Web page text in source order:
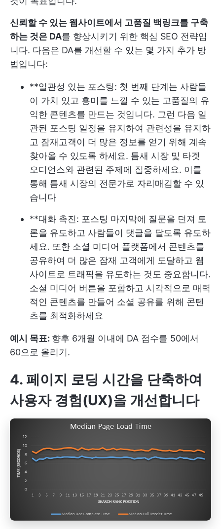
신뢰할 수 있는 웹사이트에서 고품질 백링크를 구축
하는 것은 DA를 향상시키기 위한 핵심 SEO 전략입
니다. 다음은 DA를 개선할 수 있는 몇 가지 추가 방
법입니다:
**일관성 있는 포스팅: 첫 번째 단계는 사람들
이 가치 있고 흥미를 느낄 수 있는 고품질의 유
익한 콘텐츠를 만드는 것입니다. 그런 다음 일
관된 포스팅 일정을 유지하여 관련성을 유지하
고 잠재고객이 더 많은 정보를 얻기 위해 계속
찾아올 수 있도록 하세요. 틈새 시장 및 타겟
오디언스와 관련된 주제에 집중하세요. 이를
통해 틈새 시장의 전문가로 자리매김할 수 있
습니다
**대화 촉진: 포스팅 마지막에 질문을 던져 토
론을 유도하고 사람들이 댓글을 달도록 유도하
세요. 또한 소셜 미디어 플랫폼에서 콘텐츠를
공유하여 더 많은 잠재 고객에게 도달하고 웹
사이트로 트래픽을 유도하는 것도 중요합니다.
소셜 미디어 버튼을 포함하고 시각적으로 매력
적인 콘텐츠를 만들어 소셜 공유를 위해 콘텐
츠를 최적화하세요
예시 목표: 향후 6개월 이내에 DA 점수를 50에서
60으로 올리기.
4. 페이지 로딩 시간을 단축하여
사용자 경험(UX)을 개선합니다